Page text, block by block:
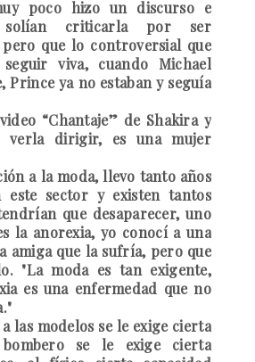
poco hizo un discurso e
criticarla por ser
que lo controversial que
viva, cuando Michael
Prince ya no estaban y seguía
“Chantaje” de Shakira y
verla dirigir, es una mujer
a la moda, llevo tanto años
este sector y existen tantos
que desaparecer, uno
la anorexia, yo conocí a una
amiga que la sufría, pero que
"La moda es tan exigente,
es una enfermedad que no
las modelos se le exige cierta
se le exige cierta